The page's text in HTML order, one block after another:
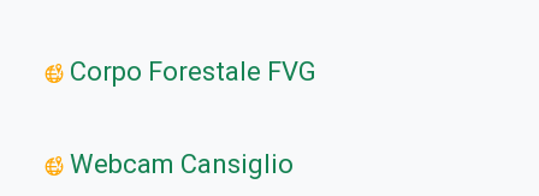
Corpo Forestale FVG
Webcam Cansiglio